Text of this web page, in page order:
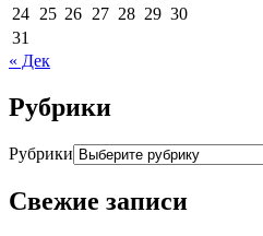
24 25 26 27 28 29 30
31
« Дек
Рубрики
Рубрики
Свежие записи